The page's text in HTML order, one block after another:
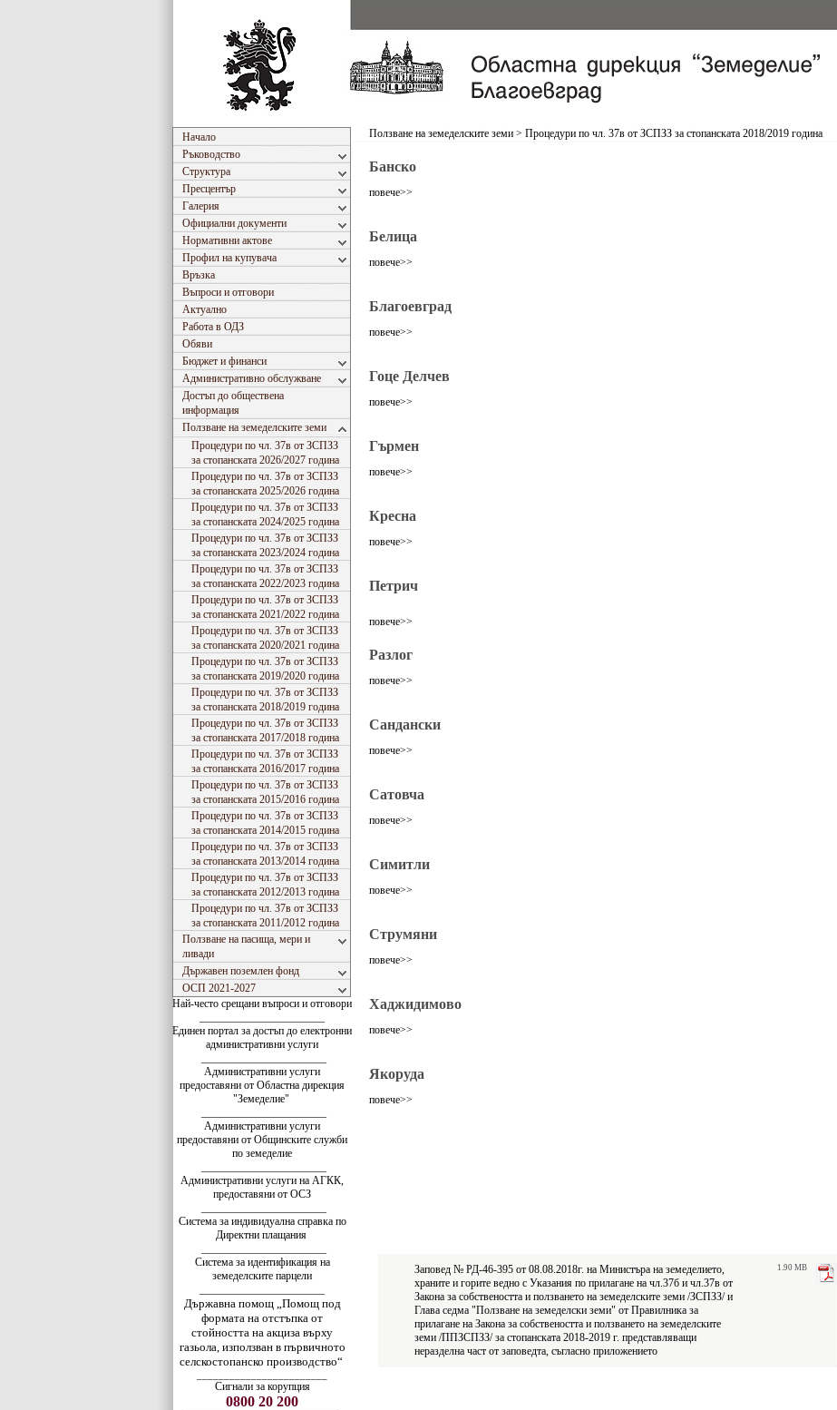
Начало
Ръководство
Структура
Пресцентър
Галерия
Официални документи
Нормативни актове
Профил на купувача
Връзка
Въпроси и отговори
Актуално
Работа в ОДЗ
Обяви
Бюджет и финанси
Административно обслужване
Достъп до обществена
информация
Ползване на земеделските земи
Процедури по чл. 37в от ЗСПЗЗ
за стопанската 2026/2027 година
Процедури по чл. 37в от ЗСПЗЗ
за стопанската 2025/2026 година
Процедури по чл. 37в от ЗСПЗЗ
за стопанската 2024/2025 година
Процедури по чл. 37в от ЗСПЗЗ
за стопанската 2023/2024 година
Процедури по чл. 37в от ЗСПЗЗ
за стопанската 2022/2023 година
Процедури по чл. 37в от ЗСПЗЗ
за стопанската 2021/2022 година
Процедури по чл. 37в от ЗСПЗЗ
за стопанската 2020/2021 година
Процедури по чл. 37в от ЗСПЗЗ
за стопанската 2019/2020 година
Процедури по чл. 37в от ЗСПЗЗ
за стопанската 2018/2019 година
Процедури по чл. 37в от ЗСПЗЗ
за стопанската 2017/2018 година
Процедури по чл. 37в от ЗСПЗЗ
за стопанската 2016/2017 година
Процедури по чл. 37в от ЗСПЗЗ
за стопанската 2015/2016 година
Процедури по чл. 37в от ЗСПЗЗ
за стопанската 2014/2015 година
Процедури по чл. 37в от ЗСПЗЗ
за стопанската 2013/2014 година
Процедури по чл. 37в от ЗСПЗЗ
за стопанската 2012/2013 година
Процедури по чл. 37в от ЗСПЗЗ
за стопанската 2011/2012 година
Ползване на пасища, мери и
ливади
Държавен поземлен фонд
ОСП 2021-2027
Най-често срещани въпроси и отговори
Единен портал за достъп до електронни
административни услуги
Административни услуги
предоставяни от Областна дирекция
"Земеделие"
Административни услуги
предоставяни от Общинските служби
по земеделие
Административни услуги на АГКК,
предоставяни от ОСЗ
Система за индивидуална справка по
Директни плащания
Система за идентификация на
земеделските парцели
Държавна помощ „Помощ под
формата на отстъпка от
стойността на акциза върху
газьола, използван в първичното
селскостопанско производство“
Сигнали за корупция
0800 20 200
Ползване на земеделските земи > Процедури по чл. 37в от ЗСПЗЗ за стопанската 2018/2019 година
Банско
повече>>
Белица
повече>>
Благоевград
повече>>
Гоце Делчев
повече>>
Гърмен
повече>>
Кресна
повече>>
Петрич
повече>>
Разлог
повече>>
Сандански
повече>>
Сатовча
повече>>
Симитли
повече>>
Струмяни
повече>>
Хаджидимово
повече>>
Якоруда
повече>>
Заповед № РД-46-395 от 08.08.2018г. на Министъра на земеделието,
храните и горите ведно с Указания по прилагане на чл.37б и чл.37в от
Закона за собствеността и ползването на земеделските земи /ЗСПЗЗ/ и
Глава седма "Ползване на земеделски земи" от Правилника за
прилагане на Закона за собствеността и ползването на земеделските
земи /ППЗСПЗЗ/ за стопанската 2018-2019 г. представляващи
неразделна част от заповедта, съгласно приложението
1.90 MB